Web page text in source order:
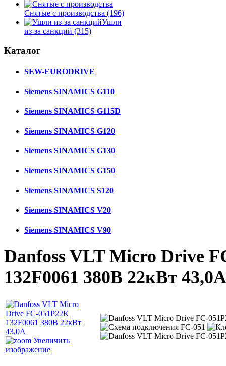
Снятые с производства (196)
Ушли
из-за санкций (315)
Каталог
SEW-EURODRIVE
Siemens SINAMICS G110
Siemens SINAMICS G115D
Siemens SINAMICS G120
Siemens SINAMICS G130
Siemens SINAMICS G150
Siemens SINAMICS S120
Siemens SINAMICS V20
Siemens SINAMICS V90
Danfoss VLT Micro Drive
132F0061 380В 22кВт
Увеличить
изображение